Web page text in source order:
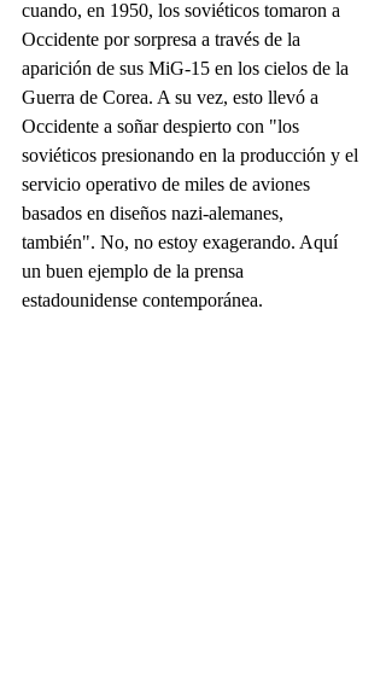
cuando, en 1950, los soviéticos tomaron a
Occidente por sorpresa a través de la
aparición de sus MiG-15 en los cielos de la
Guerra de Corea. A su vez, esto llevó a
Occidente a soñar despierto con "los
soviéticos presionando en la producción y el
servicio operativo de miles de aviones
basados en diseños nazi-alemanes,
también". No, no estoy exagerando. Aquí
un buen ejemplo de la prensa
estadounidense contemporánea.